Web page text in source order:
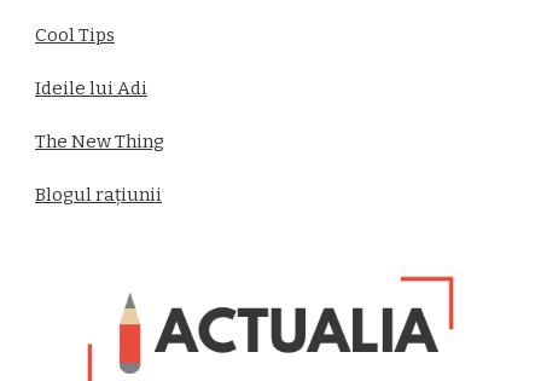
Cool Tips
Ideile lui Adi
The New Thing
Blogul rațiunii